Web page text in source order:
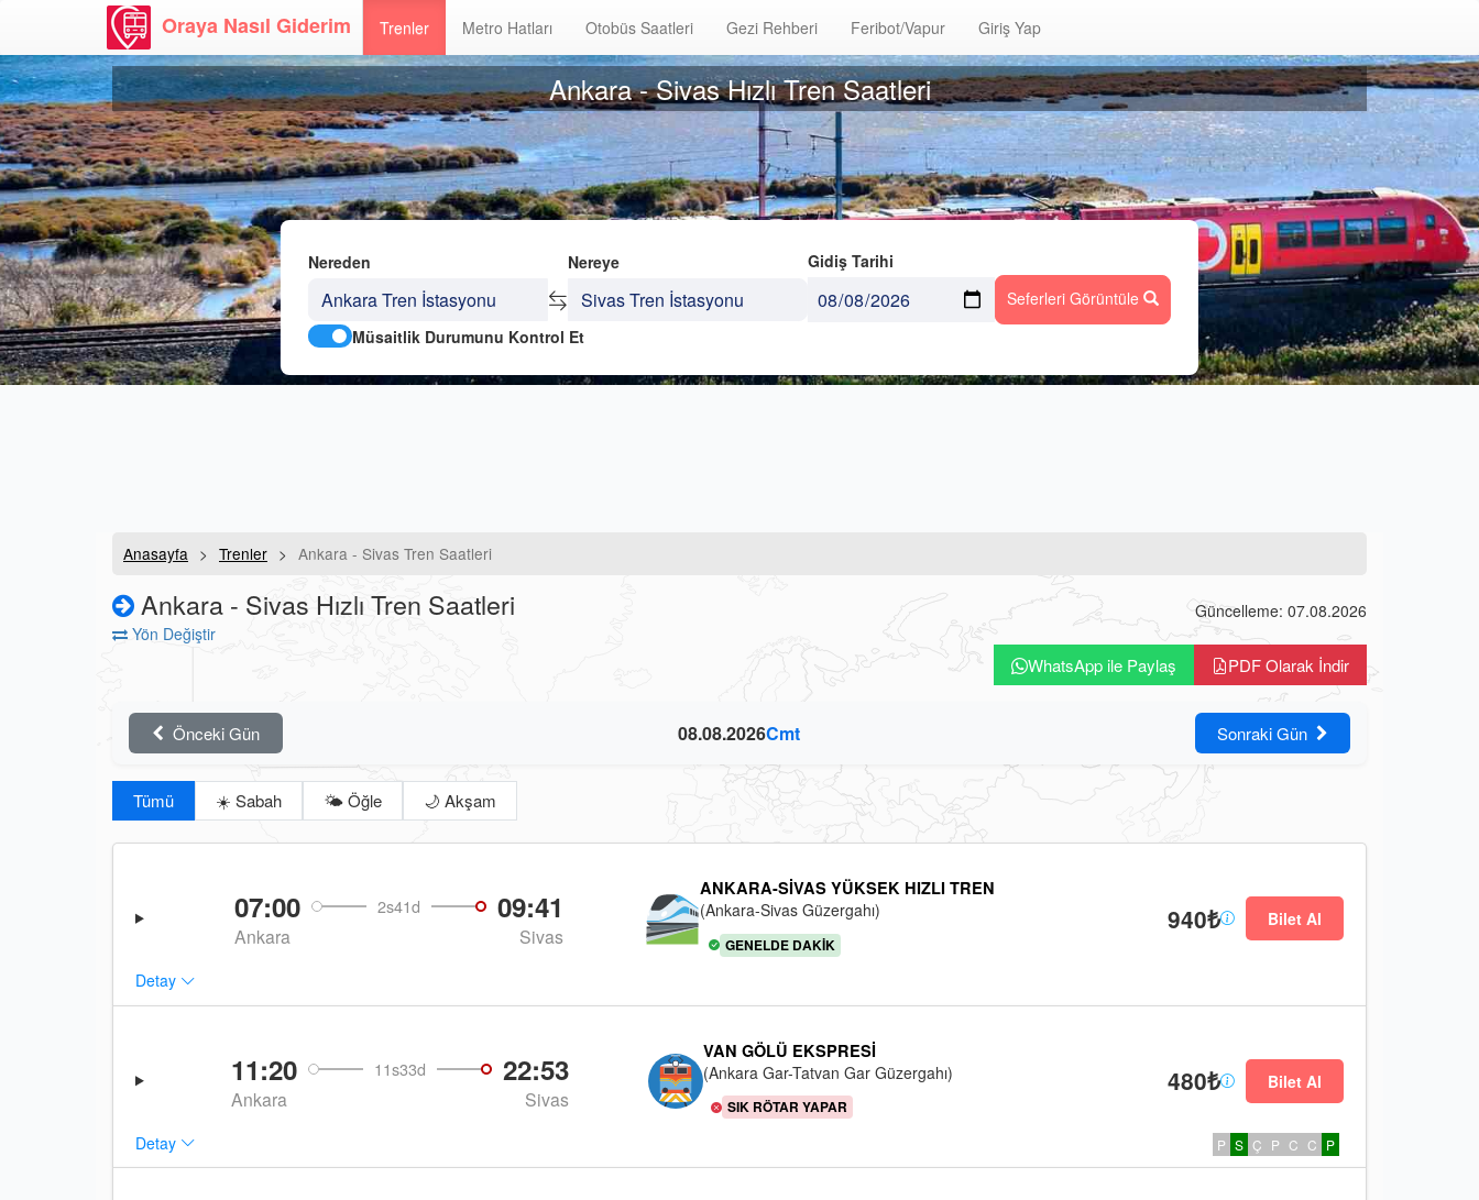
Oraya Nasıl Giderim Trenler Metro Hatları Otobüs Saatleri Gezi Rehberi Feribot/Vapur Giriş Yap
Ankara - Sivas Hızlı Tren Saatleri
Nereden Nereye
Gidiş Tarihi
Seferleri Görüntüle
Müsaitlik Durumunu Kontrol Et
Anasayfa Trenler Ankara - Sivas Tren Saatleri
Ankara - Sivas Hızlı Tren Saatleri
Yön Değiştir
Güncelleme: 07.08.2026
WhatsApp ile Paylaş PDF Olarak İndir
Önceki Gün 08.08.2026Cmt Sonraki Gün
Tümü ☀️ Sabah 🌤️ Öğle 🌙 Akşam
07:00 2s41d 09:41
Ankara Sivas
ANKARA-SIVAS YÜKSEK HIZLI TREN
(Ankara-Sivas Güzergahı)
GENELDE DAKIK
940₺ Bilet Al
Detay
11:20 11s33d 22:53
Ankara Sivas
VAN GÖLÜ EKSPRESI
(Ankara Gar-Tatvan Gar Güzergahı)
SIK RÖTAR YAPAR
480₺ Bilet Al
Detay P S Ç P C C P